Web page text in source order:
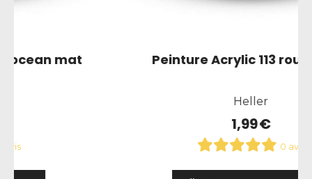
mat
Peinture Acrylic 116 vert fonce
Heller
0 avis
Ajouter au panier